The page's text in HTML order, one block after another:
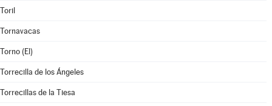
Toril
Tornavacas
Torno (El)
Torrecilla de los Ángeles
Torrecillas de la Tiesa